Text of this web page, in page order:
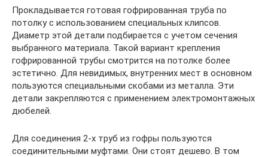
Прокладывается готовая гофрированная труба по
потолку с использованием специальных клипсов.
Диаметр этой детали подбирается с учетом сечения
выбранного материала. Такой вариант крепления
гофрированной трубы смотрится на потолке более
эстетично. Для невидимых, внутренних мест в основном
пользуются специальными скобами из металла. Эти
детали закрепляются с применением электромонтажных
дюбелей.
Для соединения 2-х труб из гофры пользуются
соединительными муфтами. Они стоят дешево. В том